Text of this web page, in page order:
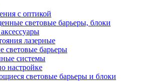
с оптикой
световые барьеры, блоки
лазерные
световые барьеры
системы
настройке
световые барьеры и блоки